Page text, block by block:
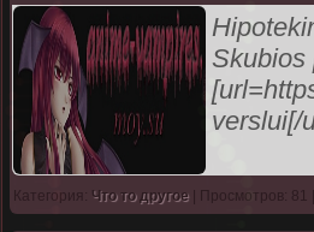
Skubios
verslui[/
Категория: Что то другое | Просмотров: 81